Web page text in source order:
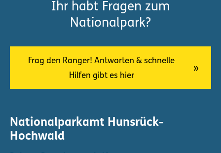
Ihr habt Fragen zum
Nationalpark?
Frag den Ranger! Antworten & schnelle
Hilfen gibt es hier
Nationalparkamt Hunsrück-
Hochwald